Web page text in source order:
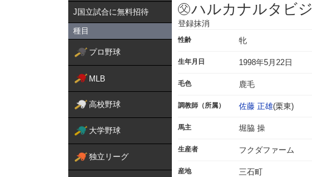
J国立試合に無料招待
種目
プロ野球
MLB
高校野球
大学野球
独立リーグ
ハルカナルタビジ
登録抹消
性齢 牝
生年月日 1998年5月22日
毛色 鹿毛
調教師（所属） 佐藤 正雄(栗東)
馬主 堀脇 操
生産者 フクダファーム
産地 三石町